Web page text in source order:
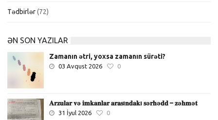
Tədbirlər(72)
ƏN SON YAZILAR
Zamanın ətri, yoxsa zamanın sürəti?
03 Avqust 2026 0
𝐀𝐫𝐳𝐮𝐥𝐚𝐫 𝐯ə 𝐢𝐦𝐤𝐚𝐧𝐥𝐚𝐫 𝐚𝐫𝐚𝐬ı𝐧𝐝𝐚𝐤ı 𝐬ə𝐫𝐡ə𝐝𝐝 – 𝐳ə𝐡𝐦ə𝐭
31 İyul 2026 0